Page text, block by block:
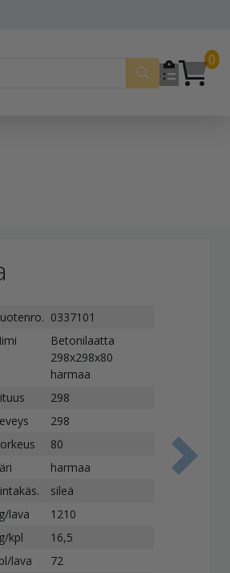
0
0337101
Betonilaatta
298x298x80
harmaa
298
298
80
harmaa
sileä
lava
1210
kpl
16,5
lava
72